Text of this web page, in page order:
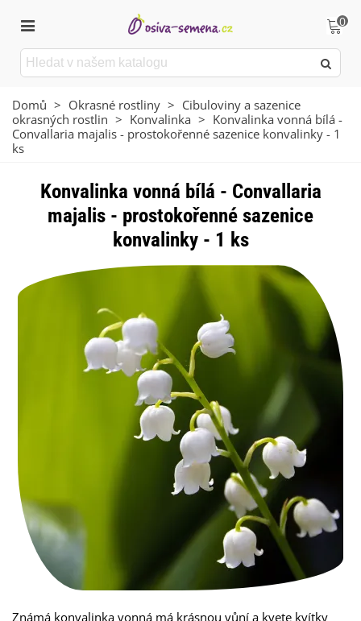
0
Domů > Okrasné rostliny > Cibuloviny a sazenice
okrasných rostlin > Konvalinka > Konvalinka vonná bílá -
Convallaria majalis - prostokořenné sazenice konvalinky - 1
ks
Konvalinka vonná bílá - Convallaria
majalis - prostokořenné sazenice
konvalinky - 1 ks
Známá konvalinka vonná má krásnou vůní a kvete kvítky